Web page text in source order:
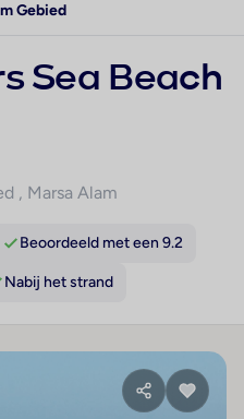
Gebied
Sea Beach
, Marsa Alam
Beoordeeld met een 9.2
Nabij het strand